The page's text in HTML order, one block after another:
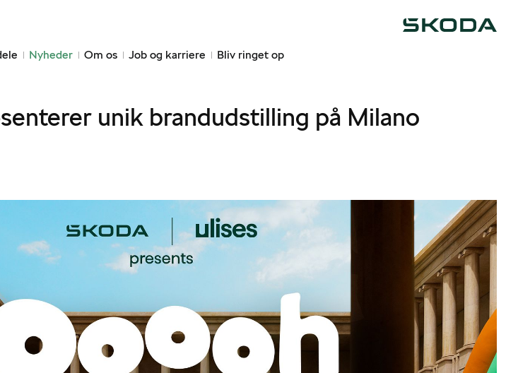
Nyheder Om os Job og karriere Bliv ringet op
unik brandudstilling på Milano